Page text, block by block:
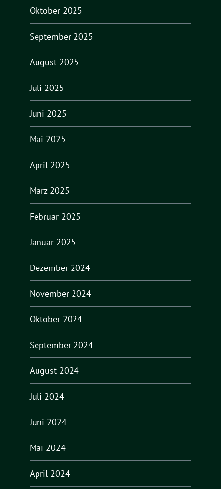
Oktober 2025
September 2025
August 2025
Juli 2025
Juni 2025
Mai 2025
April 2025
März 2025
Februar 2025
Januar 2025
Dezember 2024
November 2024
Oktober 2024
September 2024
August 2024
Juli 2024
Juni 2024
Mai 2024
April 2024